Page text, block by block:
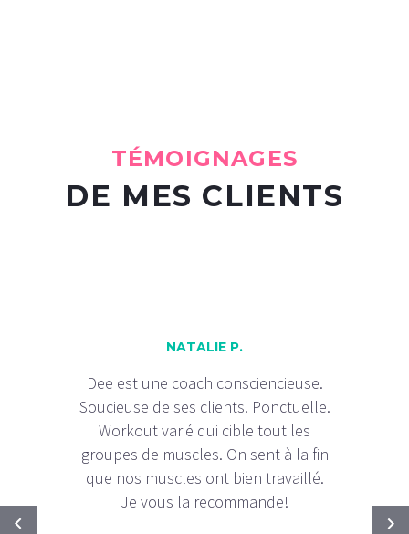
TÉMOIGNAGES
DE MES CLIENTS
NATALIE P.
Dee est une coach consciencieuse.
Soucieuse de ses clients. Ponctuelle.
Workout varié qui cible tout les
groupes de muscles. On sent à la fin
que nos muscles ont bien travaillé.
Je vous la recommande!